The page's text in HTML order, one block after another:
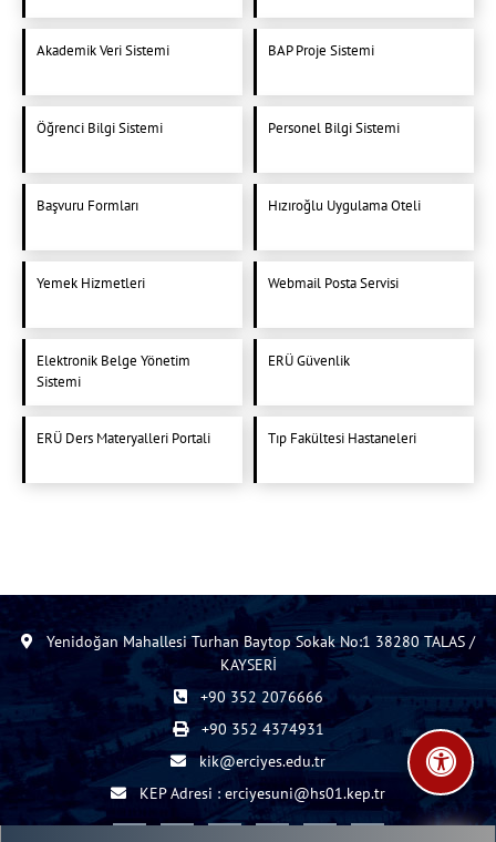
Akademik Veri Sistemi BAP Proje Sistemi
Öğrenci Bilgi Sistemi Personel Bilgi Sistemi
Başvuru Formları Hızıroğlu Uygulama Oteli
Yemek Hizmetleri Webmail Posta Servisi
Elektronik Belge Yönetim
Sistemi
ERÜ Güvenlik
ERÜ Ders Materyalleri Portali Tıp Fakültesi Hastaneleri
Yenidoğan Mahallesi Turhan Baytop Sokak No:1 38280 TALAS /
KAYSERİ
+90 352 2076666
+90 352 4374931
kik@erciyes.edu.tr
KEP Adresi : erciyesuni@hs01.kep.tr